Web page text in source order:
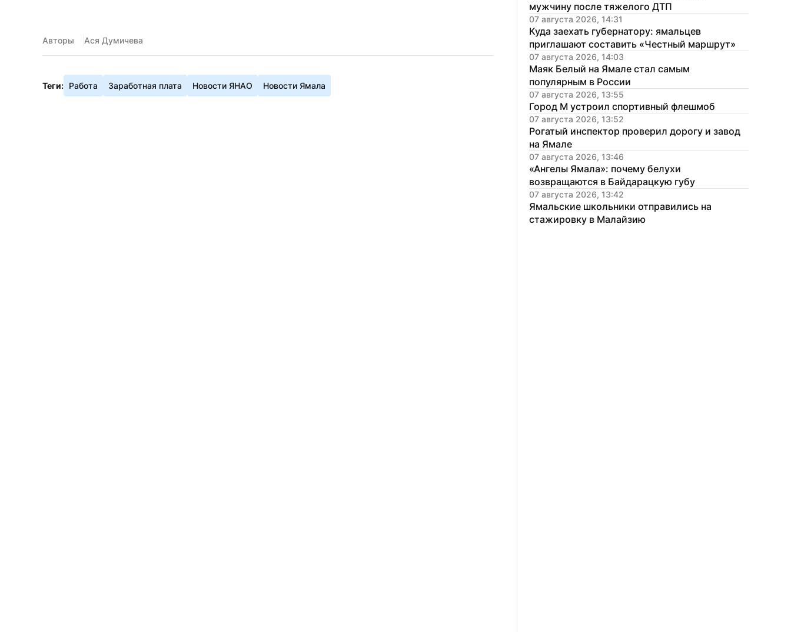
Авторы Ася Думичева
Теги: Работа Заработная плата Новости ЯНАО Новости Ямала
мужчину после тяжелого ДТП
07 августа 2026, 14:31
Куда заехать губернатору: ямальцев
приглашают составить «Честный маршрут»
07 августа 2026, 14:03
Маяк Белый на Ямале стал самым
популярным в России
07 августа 2026, 13:55
Город М устроил спортивный флешмоб
07 августа 2026, 13:52
Рогатый инспектор проверил дорогу и завод
на Ямале
07 августа 2026, 13:46
«Ангелы Ямала»: почему белухи
возвращаются в Байдарацкую губу
07 августа 2026, 13:42
Ямальские школьники отправились на
стажировку в Малайзию